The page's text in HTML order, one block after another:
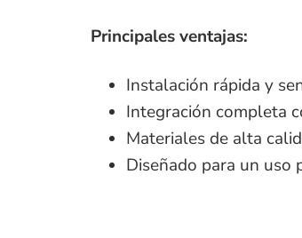
Principales ventajas:
Instalación rápida y
Integración completa
Materiales de alta
Diseñado para un uso